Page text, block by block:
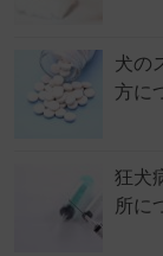
犬の
方に
狂犬
所に